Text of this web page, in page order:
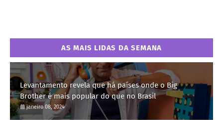
AS MAIS LIDAS DA SEMANA
Levantamento revela que há países onde o Big
Brother é mais popular do que no Brasil
janeiro 08, 2024